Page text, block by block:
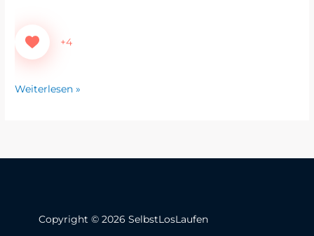
+4
Weiterlesen »
Copyright © 2026 SelbstLosLaufen